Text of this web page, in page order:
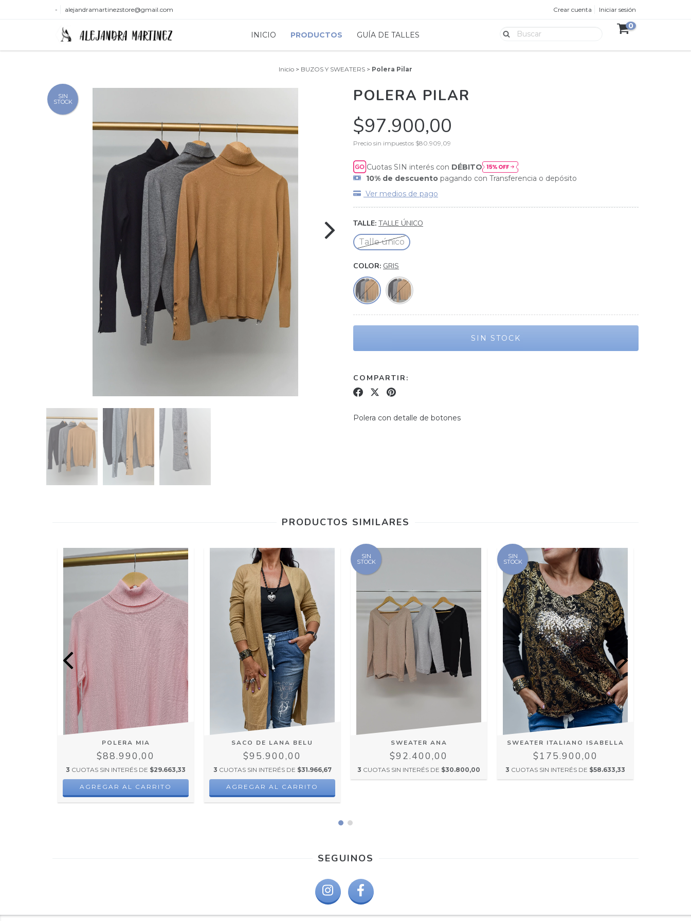
- alejandramartinezstore@gmail.com Crear cuenta Iniciar sesión
INICIO PRODUCTOS GUÍA DE TALLES
0
Inicio > BUZOS Y SWEATERS > Polera Pilar
SIN
STOCK POLERA PILAR
$97.900,00
Precio sin impuestos $80.909,09
Cuotas SIN interés con DÉBITO
10% de descuento pagando con Transferencia o depósito
Ver medios de pago
TALLE: TALLE ÚNICO
Talle único
COLOR: GRIS
COMPARTIR:
Polera con detalle de botones
PRODUCTOS SIMILARES
POLERA MIA
$88.990,00
3 CUOTAS SIN INTERÉS DE $29.663,33
AGREGAR AL CARRITO
SACO DE LANA BELU
$95.900,00
3 CUOTAS SIN INTERÉS DE $31.966,67
AGREGAR AL CARRITO
SIN
STOCK
SWEATER ANA
$92.400,00
3 CUOTAS SIN INTERÉS DE $30.800,00
SIN
STOCK
SWEATER ITALIANO ISABELLA
$175.900,00
3 CUOTAS SIN INTERÉS DE $58.633,33
SEGUINOS